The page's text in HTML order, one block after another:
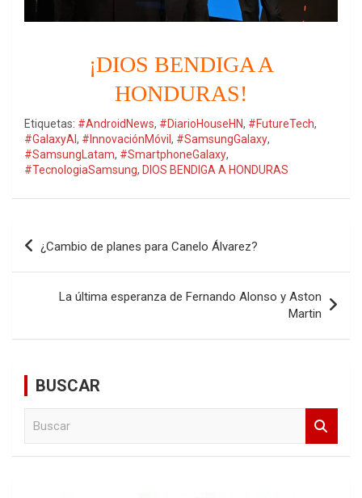
¡DIOS BENDIGA A
HONDURAS!
Etiquetas: #AndroidNews, #DiarioHouseHN, #FutureTech,
#GalaxyAI, #InnovaciónMóvil, #SamsungGalaxy,
#SamsungLatam, #SmartphoneGalaxy,
#TecnologiaSamsung, DIOS BENDIGA A HONDURAS
Navegación
de
¿Cambio de planes para Canelo Álvarez?
La última esperanza de Fernando Alonso y Aston
Martin
BUSCAR